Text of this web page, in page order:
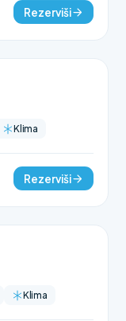
Rezerviši
Klima
Rezerviši
Klima